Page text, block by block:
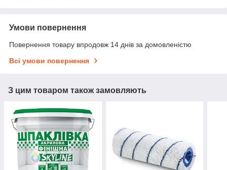
Умови повернення
Повернення товару впродовж 14 днів за домовленістю
Всі умови повернення
З цим товаром також замовляють